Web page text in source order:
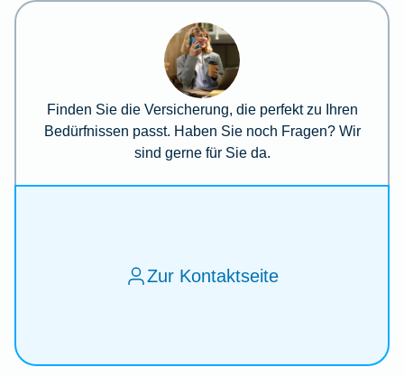
Finden Sie die Versicherung, die perfekt zu Ihren
Bedürfnissen passt. Haben Sie noch Fragen? Wir
sind gerne für Sie da.
Zur Kontaktseite